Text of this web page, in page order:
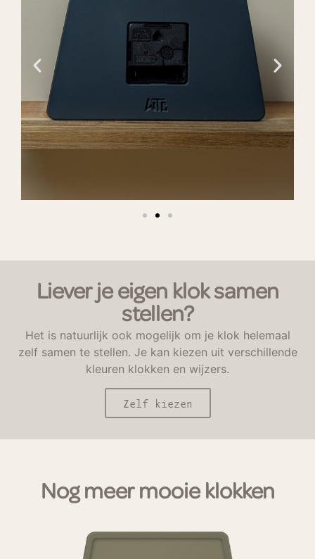
Liever je eigen klok samen
stellen?
Het is natuurlijk ook mogelijk om je klok helemaal
zelf samen te stellen. Je kan kiezen uit verschillende
kleuren klokken en wijzers.
Zelf kiezen
Nog meer mooie klokken